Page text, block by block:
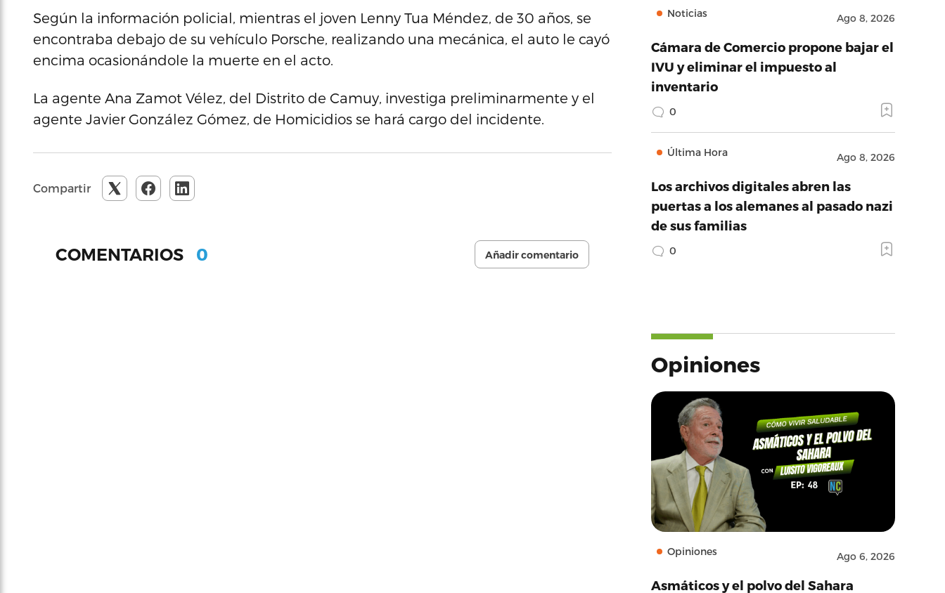
Según la información policial, mientras el joven Lenny Tua Méndez, de 30 años, se
encontraba debajo de su vehículo Porsche, realizando una mecánica, el auto le cayó
encima ocasionándole la muerte en el acto.
La agente Ana Zamot Vélez, del Distrito de Camuy, investiga preliminarmente y el
agente Javier González Gómez, de Homicidios se hará cargo del incidente.
Compartir
COMENTARIOS 0 Añadir comentario
Noticias Ago 8, 2026
Cámara de Comercio propone bajar el
IVU y eliminar el impuesto al
inventario
0
Última Hora Ago 8, 2026
Los archivos digitales abren las
puertas a los alemanes al pasado nazi
de sus familias
0
Opiniones
Opiniones Ago 6, 2026
Asmáticos y el polvo del Sahara